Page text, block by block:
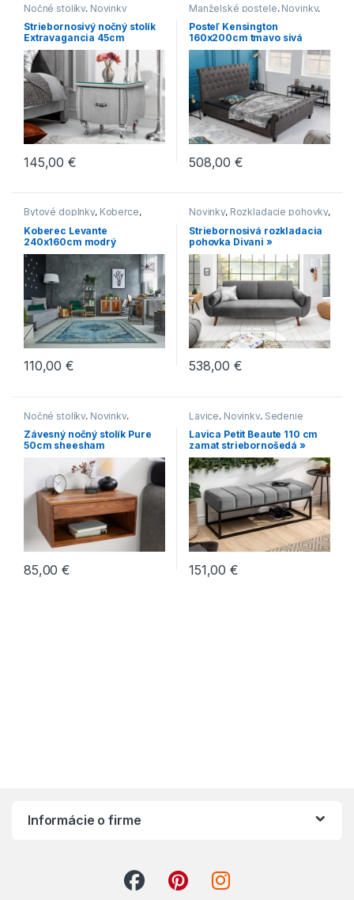
Nočné stolíky, Novinky
Striebornosivý nočný stolík
Extravagancia 45cm
145,00€
Manželské postele, Novinky,
Postele
Posteľ Kensington
160x200cm tmavo sivá
508,00€
Bytové doplnky, Koberce,
Novinky
Koberec Levante
240x160cm modrý
110,00€
Novinky, Rozkladacie pohovky,
Sedenie
Striebornosivá rozkladacia
pohovka Divani »
538,00€
Nočné stolíky, Novinky,
Postele
,Stoly
Závesný nočný stolík Pure
50cm sheesham
85,00€
Lavice, Novinky, Sedenie
Lavica Petit Beaute 110 cm
zamat striebornošedá »
151,00€
Informácie o firme